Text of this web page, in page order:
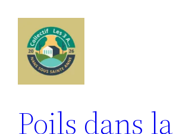
contenu
Poils dans la